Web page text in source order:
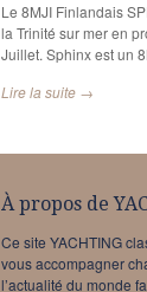
Le 8MJI Finlandais
la Trinité sur mer en
Juillet. Sphinx est un
Lire la suite →
À propos de
Ce site YACHTING
vous accompagner
l’actualité du monde